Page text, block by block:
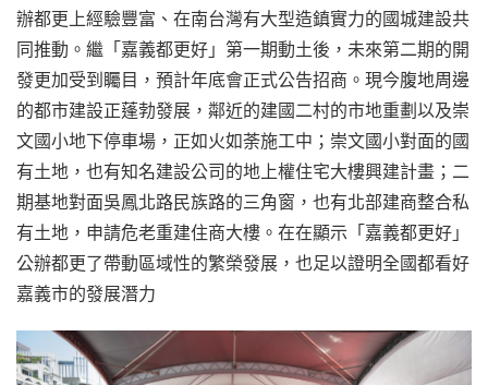
辦都更上經驗豐富、在南台灣有大型造鎮實力的國城建設共
同推動。繼「嘉義都更好」第一期動土後，未來第二期的開
發更加受到矚目，預計年底會正式公告招商。現今腹地周邊
的都市建設正蓬勃發展，鄰近的建國二村的市地重劃以及崇
文國小地下停車場，正如火如荼施工中；崇文國小對面的國
有土地，也有知名建設公司的地上權住宅大樓興建計畫；二
期基地對面吳鳳北路民族路的三角窗，也有北部建商整合私
有土地，申請危老重建住商大樓。在在顯示「嘉義都更好」
公辦都更了帶動區域性的繁榮發展，也足以證明全國都看好
嘉義市的發展潛力